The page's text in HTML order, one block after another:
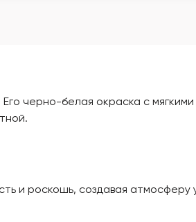
черно-белая окраска с
и роскошь, создавая атмосферу